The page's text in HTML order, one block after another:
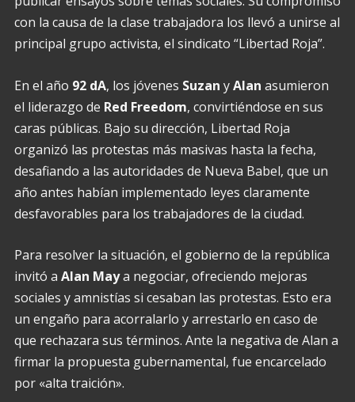
con la causa de la clase trabajadora los llevó a unirse al
principal grupo activista, el sindicato “Libertad Roja”.
En el año 92 dA, los jóvenes Suzan yAlan asumieron
el liderazgo de Red Freedom, convirtiéndose en sus
caras públicas. Bajo su dirección, Libertad Roja
organizó las protestas más masivas hasta la fecha,
desafiando a las autoridades de Nueva Babel, que un
año antes habían implementado leyes claramente
desfavorables para los trabajadores de la ciudad.
Para resolver la situación, el gobierno de la república
invitó a Alan Maya negociar, ofreciendo mejoras
sociales y amnistías si cesaban las protestas. Esto era
un engaño para acorralarlo y arrestarlo en caso de
que rechazara sus términos. Ante la negativa de Alan a
firmar la propuesta gubernamental, fue encarcelado
por «alta traición».